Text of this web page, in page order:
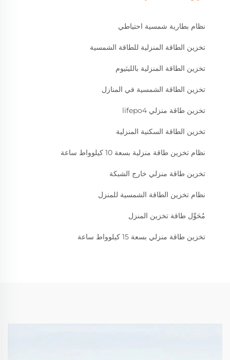
نظام بطارية شمسية احتياطي
تخزين الطاقة المنزلية للطاقة الشمسية
تخزين الطاقة المنزلية بالليثيوم
تخزين الطاقة الشمسية في المنازل
تخزين طاقة منزلي lifepo4
تخزين الطاقة السكنية المنزلية
نظام تخزين طاقة منزلية بسعة 10 كيلوواط ساعة
تخزين طاقة منزلي خارج الشبكة
نظام تخزين الطاقة الشمسية للمنزل
مُحَوِّل طاقة تخزين المنزل
تخزين طاقة منزلي بسعة 15 كيلوواط ساعة